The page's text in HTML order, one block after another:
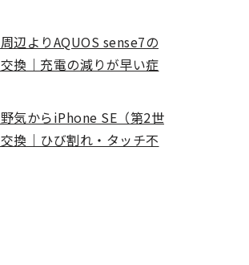
辺よりAQUOS sense7の
換｜充電の減りが早い症
気からiPhone SE（第2世
換｜ひび割れ・タッチ不